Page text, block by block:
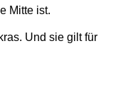
Mitte ist.
Und sie gilt für